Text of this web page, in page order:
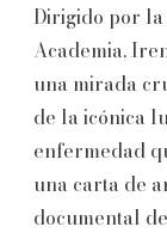
Dirigido por
Academia,
una mirada
de la icónica
enfermedad
una carta de
documental